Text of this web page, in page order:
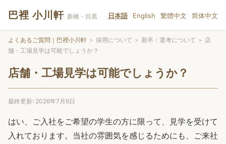
巴裡 小川軒 新橋・目黒 日本語 English 繁體中文 简体中文
よくあるご質問｜巴裡小川軒 ＞ 採用について ＞ 新卒：選考について ＞ 店
舗・工場見学は可能でしょうか？
店舗・工場見学は可能でしょうか？
最終更新: 2026年7月6日
はい、ご入社をご希望の学生の方に限って、見学を受けて
入れております。当社の雰囲気を感じるためにも、ご来社